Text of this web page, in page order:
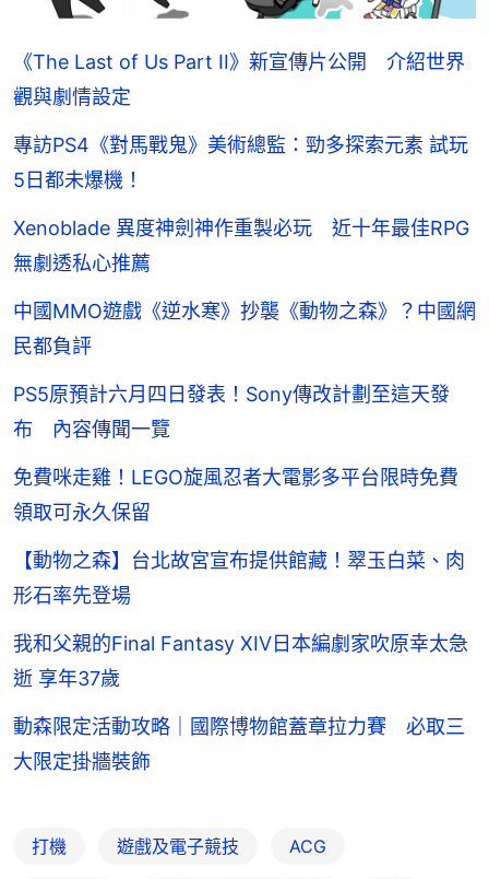
《The Last of Us Part II》新宣傳片公開 介紹世界
觀與劇情設定
專訪PS4《對馬戰鬼》美術總監：勁多探索元素 試玩
5日都未爆機！
Xenoblade 異度神劍神作重製必玩 近十年最佳RPG
無劇透私心推薦
中國MMO遊戲《逆水寒》抄襲《動物之森》？中國網
民都負評
PS5原預計六月四日發表！Sony傳改計劃至這天發
布 內容傳聞一覽
免費咪走雞！LEGO旋風忍者大電影多平台限時免費
領取可永久保留
【動物之森】台北故宮宣布提供館藏！翠玉白菜、肉
形石率先登場
我和父親的Final Fantasy XIV日本編劇家吹原幸太急
逝 享年37歲
動森限定活動攻略｜國際博物館蓋章拉力賽 必取三
大限定掛牆裝飾
打機 遊戲及電子競技 ACG